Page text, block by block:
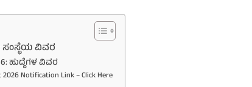
ಸಂಸ್ಥೆಯ ವಿವರ
ಹುದ್ದೆಗಳ ವಿವರ
2026 Notification Link – Click Here